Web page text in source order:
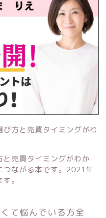
び方と売買タイミングがわ
売買タイミングがわか
つながる本です。2021年
。
て悩んでいる方全